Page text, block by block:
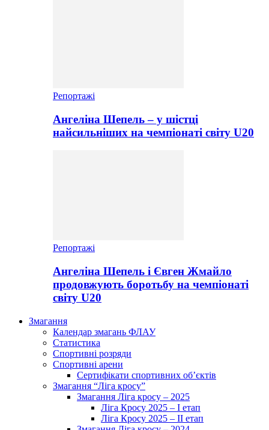
Репортажі
Ангеліна Шепель – у шістці
найсильніших на чемпіонаті світу U20
Репортажі
Ангеліна Шепель і Євген Жмайло
продовжують боротьбу на чемпіонаті
світу U20
Змагання
Календар змагань ФЛАУ
Статистика
Спортивні розряди
Спортивні арени
Сертифікати спортивних об’єктів
Змагання “Ліга кросу”
Змагання Ліга кросу – 2025
Ліга Кросу 2025 – I етап
Ліга Кросу 2025 – II етап